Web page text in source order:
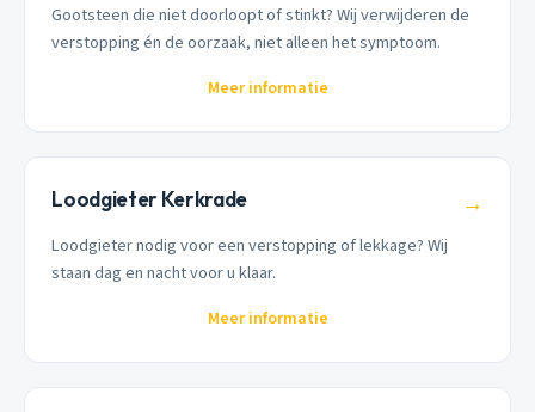
Gootsteen die niet doorloopt of stinkt? Wij verwijderen de
verstopping én de oorzaak, niet alleen het symptoom.
Meer informatie
Loodgieter Kerkrade →
Loodgieter nodig voor een verstopping of lekkage? Wij
staan dag en nacht voor u klaar.
Meer informatie